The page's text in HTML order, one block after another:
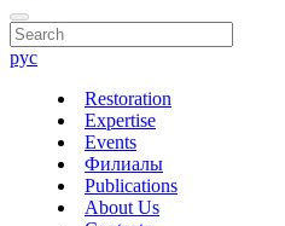
рус
Restoration
Expertise
Events
Филиалы
Publications
About Us